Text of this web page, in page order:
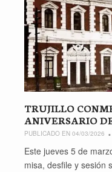
TRUJILLO
ANIVERSARIO
PUBLICADO EN 04/03/2026
Este jueves 5 de
misa, desfile y sesión